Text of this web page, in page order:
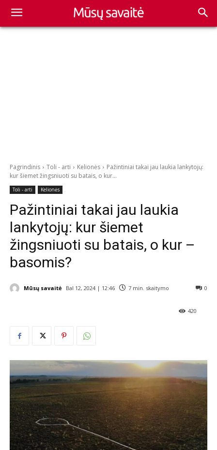
Pagrindinis Toli - arti Kelionės
Pažintiniai takai jau laukia lankytojų:
kur šiemet žingsniuoti su batais, o kur...
Toli - arti Kelionės
Pažintiniai takai jau laukia
lankytojų: kur šiemet
žingsniuoti su batais, o kur –
basomis?
Mūsų savaitė Bal 12, 2024 | 12:46 7 min. skaitymo 0
420